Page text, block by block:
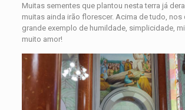
Muitas sementes que plantou nesta terra já
muitas ainda irão florescer. Acima de tudo, nos
grande exemplo de humildade, simplicidade,
muito amor!